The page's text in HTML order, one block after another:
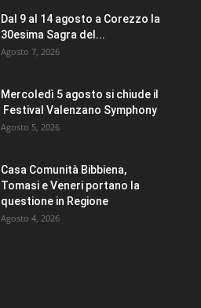
Dal 9 al 14 agosto a Corezzo la
30esima Sagra del...
Agosto 7, 2026
Mercoledì 5 agosto si chiude il
Festival Valenzano Symphony
Agosto 5, 2026
Casa Comunità Bibbiena,
Tomasi e Veneri portano la
questione in Regione
Agosto 4, 2026